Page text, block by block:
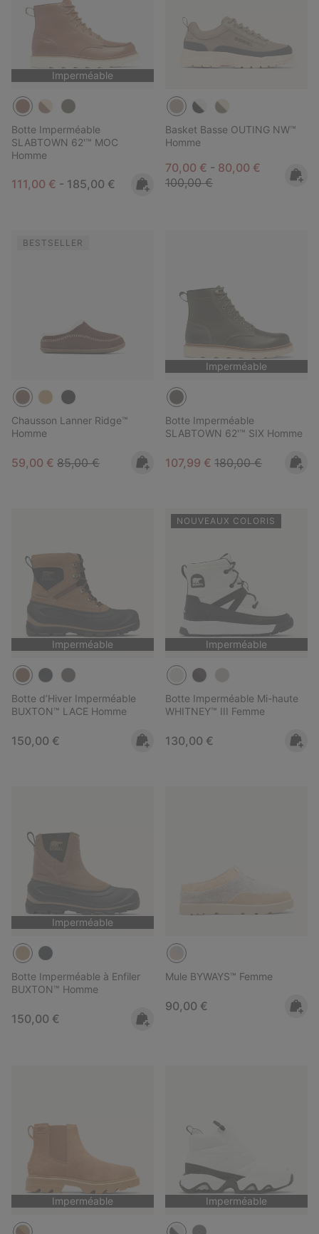
Imperméable
Botte Imperméable
SLABTOWN 62'™ MOC
Homme
Minimum sale price:
111,00 € - Maximum price:
185,00 €
Basket Basse OUTING NW™
Homme
Minimum sale price:
70,00 € - Maximum sale
80,00 € Regular
100,00 €
BESTSELLER
Chausson Lanner Ridge™
Homme
Sale price:
59,00 € Regular price:
85,00 €
Imperméable
Botte Imperméable
SLABTOWN 62'™ SIX Homme
Sale price:
107,99 € Regular price:
180,00 €
Imperméable
Botte d’Hiver Imperméable
BUXTON™ LACE Homme
Regular price:
150,00 €
NOUVEAUX COLORIS
Imperméable
Botte Imperméable Mi-haute
WHITNEY™ III Femme
Regular price:
130,00 €
Imperméable
Botte Imperméable à Enfiler
BUXTON™ Homme
Regular price:
150,00 €
Mule BYWAYS™ Femme
Regular price:
90,00 €
Imperméable Imperméable